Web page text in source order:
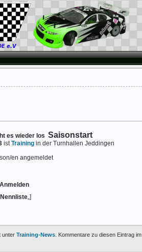
es wieder los Saisonstart
ist Training in der Turnhallen Jeddingen
en angemeldet
Anmelden
„]
unter Training-News. Kommentare zu diesen Eintrag im